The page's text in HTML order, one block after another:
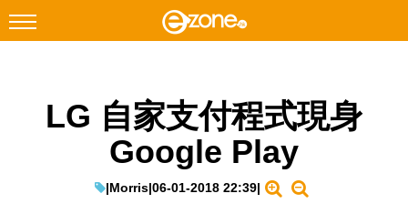
Facebook Instagram
LG 自家支付程式現身
Google Play
|Morris|06-01-2018 22:39|